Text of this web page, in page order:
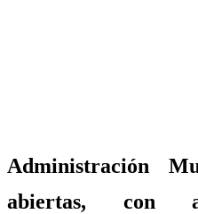
Administración
abiertas, con